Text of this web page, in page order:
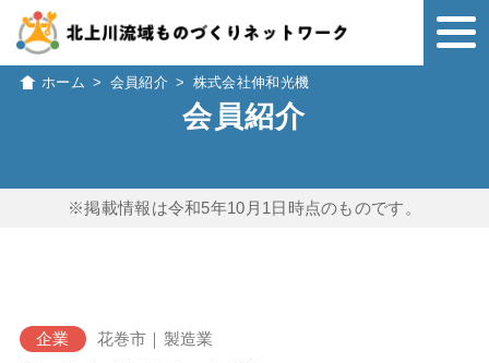
ホーム > 会員紹介 > 株式会社伸和光機
会員紹介
※掲載情報は令和5年10月1日時点のものです。
企業 花巻市｜製造業